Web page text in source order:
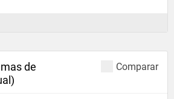
Comparar
de